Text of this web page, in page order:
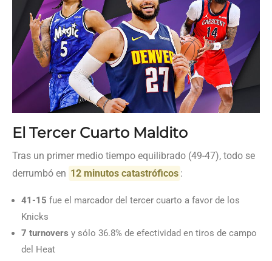
El Tercer Cuarto Maldito
Tras un primer medio tiempo equilibrado (49-47), todo se
derrumbó en 12 minutos catastróficos :
41-15 fue el marcador del tercer cuarto a favor de los
Knicks
7 turnovers y sólo 36.8% de efectividad en tiros de campo
del Heat